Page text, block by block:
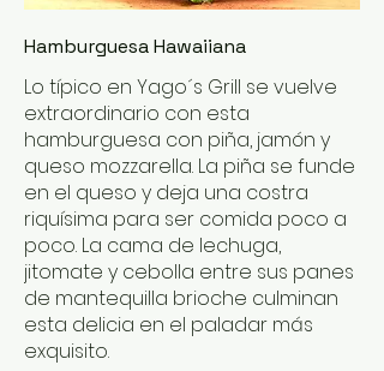
Hamburguesa Hawaiiana
Lo típico en Yago´s Grill se vuelve
extraordinario con esta
hamburguesa con piña, jamón y
queso mozzarella. La piña se funde
en el queso y deja una costra
riquísima para ser comida poco a
poco. La cama de lechuga,
jitomate y cebolla entre sus panes
de mantequilla brioche culminan
esta delicia en el paladar más
exquisito.